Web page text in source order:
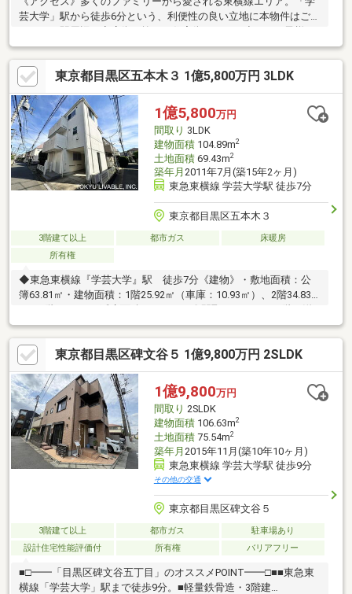
芸大学」駅から徒歩6分という、利便性の良い立地に本物件はござ
います。駅周辺の商店街を抜けた住宅街にあり、小さなお子様が
いるご家庭にも安心の住環境です。お洒落な店舗や飲食店が軒を
連ねる「学芸大学」駅から、フラットアプローチです。《建物》
【2016年築】まだまだ新しさを残す2016年建築。築浅ならではの
綺麗な室内が魅力です。【2階リビング設計】 家族が集まるLDK
は2階に配置。外からの視線が気にならず、東側道路からの豊かな
採光が差し込むプライベート空間です。【その他】床暖房（２階
LD部分）1616サイズの浴室トイレ2ヶ所
東京都目黒区五本木３ 1億5,800万円 3LDK
1億5,800万円
間取り 3LDK
建物面積104.89m2
土地面積69.43m2
築年月 2011年7月(築15年2ヶ月)
東急東横線 学芸大学駅 徒歩7分
東京都目黒区五本木３
3階建て以上 都市ガス
床暖房
所有権
◆東急東横線『学芸大学』駅 徒歩7分《建物》・敷地面積：公
簿63.81㎡・建物面積：1階25.92㎡（車庫：10.93㎡）、2階34.83
室5.3畳／浴室1616／独立洗面台／トイレ／車庫・2階 LDK18．8
畳／対面キッチン／トイレ・3階 洋室10畳／洋室6畳洋室10畳は
眺望も抜けており、陽当り通風良好です。《住環境の良さ》周辺
は美しく閑静な街並みの広がる住宅街。エリア内でも指折りの人
気を誇る『五本木』地域。駒沢通りや目黒通りへ出やすく、恵比
寿・代官山・六本木方面へアクセスもしやすい立地
東京都目黒区碑文谷５ 1億9,800万円 2SLDK
1億9,800万円
間取り 2SLDK
建物面積106.63m2
土地面積75.54m2
築年月 2015年11月(築10年10ヶ月)
東急東横線 学芸大学駅 徒歩9分
その他の交通
東京都目黒区碑文谷５
3階建て以上 都市ガス
駐車場あり
設計住宅性能評価付
所有権 バリアフリー
■□━━「目黒区碑文谷五丁目」のオススメPOINT━━□■■東急東
横線「学芸大学」駅まで徒歩9分。■軽量鉄骨造・3階建